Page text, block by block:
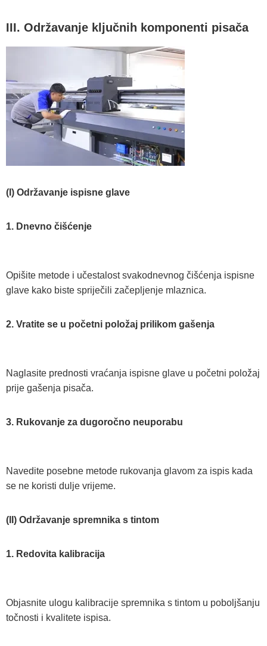
III. Održavanje ključnih komponenti pisača
(I) Održavanje ispisne glave
1. Dnevno čišćenje
Opišite metode i učestalost svakodnevnog čišćenja ispisne
glave kako biste spriječili začepljenje mlaznica.
2. Vratite se u početni položaj prilikom gašenja
Naglasite prednosti vraćanja ispisne glave u početni položaj
prije gašenja pisača.
3. Rukovanje za dugoročno neuporabu
Navedite posebne metode rukovanja glavom za ispis kada
se ne koristi dulje vrijeme.
(II) Održavanje spremnika s tintom
1. Redovita kalibracija
Objasnite ulogu kalibracije spremnika s tintom u poboljšanju
točnosti i kvalitete ispisa.